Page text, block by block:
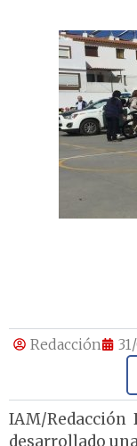
Redacción
IAM/Redacción
desarrollado